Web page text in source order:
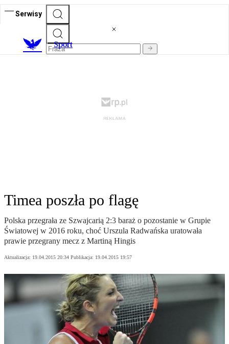
Serwisy
Sport
Timea poszła po flagę
Polska przegrała ze Szwajcarią 2:3 baraż o pozostanie w Grupie
Światowej w 2016 roku, choć Urszula Radwańska uratowała
prawie przegrany mecz z Martiną Hingis
Aktualizacja: 19.04.2015 20:34 Publikacja: 19.04.2015 19:57